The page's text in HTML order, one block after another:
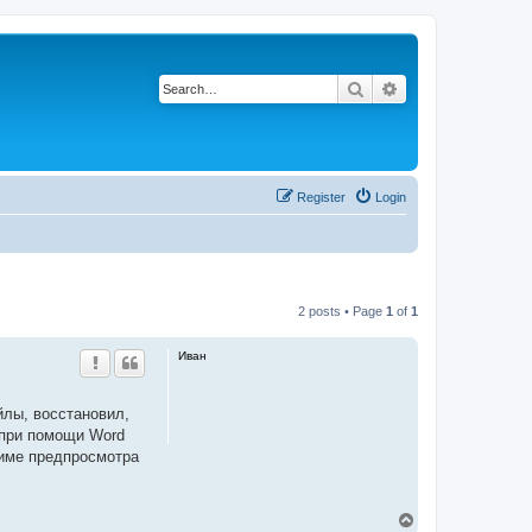
Search
Login
Register
2 posts • Page 1 of 1
Иван
восстановил,
помощи Word
предпросмотра